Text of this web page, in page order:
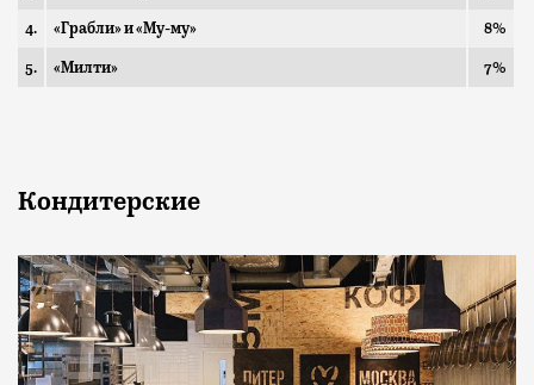
4. «Грабли» и «Му-му» 8%
5. «Милти» 7%
Кондитерские